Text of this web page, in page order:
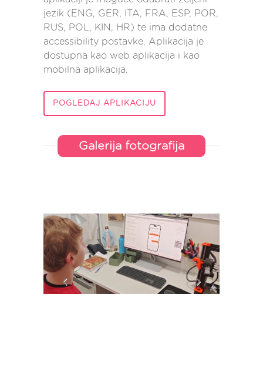
jezik (ENG, GER, ITA, FRA, ESP, POR,
RUS, POL, KIN, HR) te ima dodatne
accessibility postavke. Aplikacija je
dostupna kao web aplikacija i kao
mobilna aplikacija.
POGLEDAJ APLIKACIJU
Galerija fotografija